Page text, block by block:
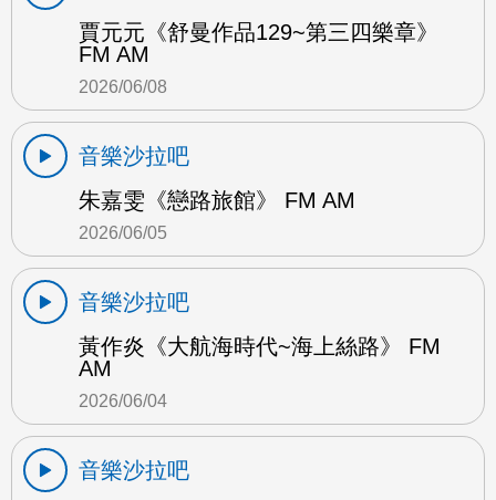
賈元元《舒曼作品129~第三四樂章》
FM AM
2026/06/08
音樂沙拉吧
朱嘉雯《戀路旅館》 FM AM
2026/06/05
音樂沙拉吧
黃作炎《大航海時代~海上絲路》 FM
AM
2026/06/04
音樂沙拉吧